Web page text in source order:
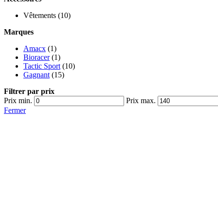
Vêtements (10)
Marques
Amacx (1)
Bioracer (1)
Tactic Sport (10)
Gagnant (15)
Filtrer par prix
Prix min.
Prix max.
Fermer